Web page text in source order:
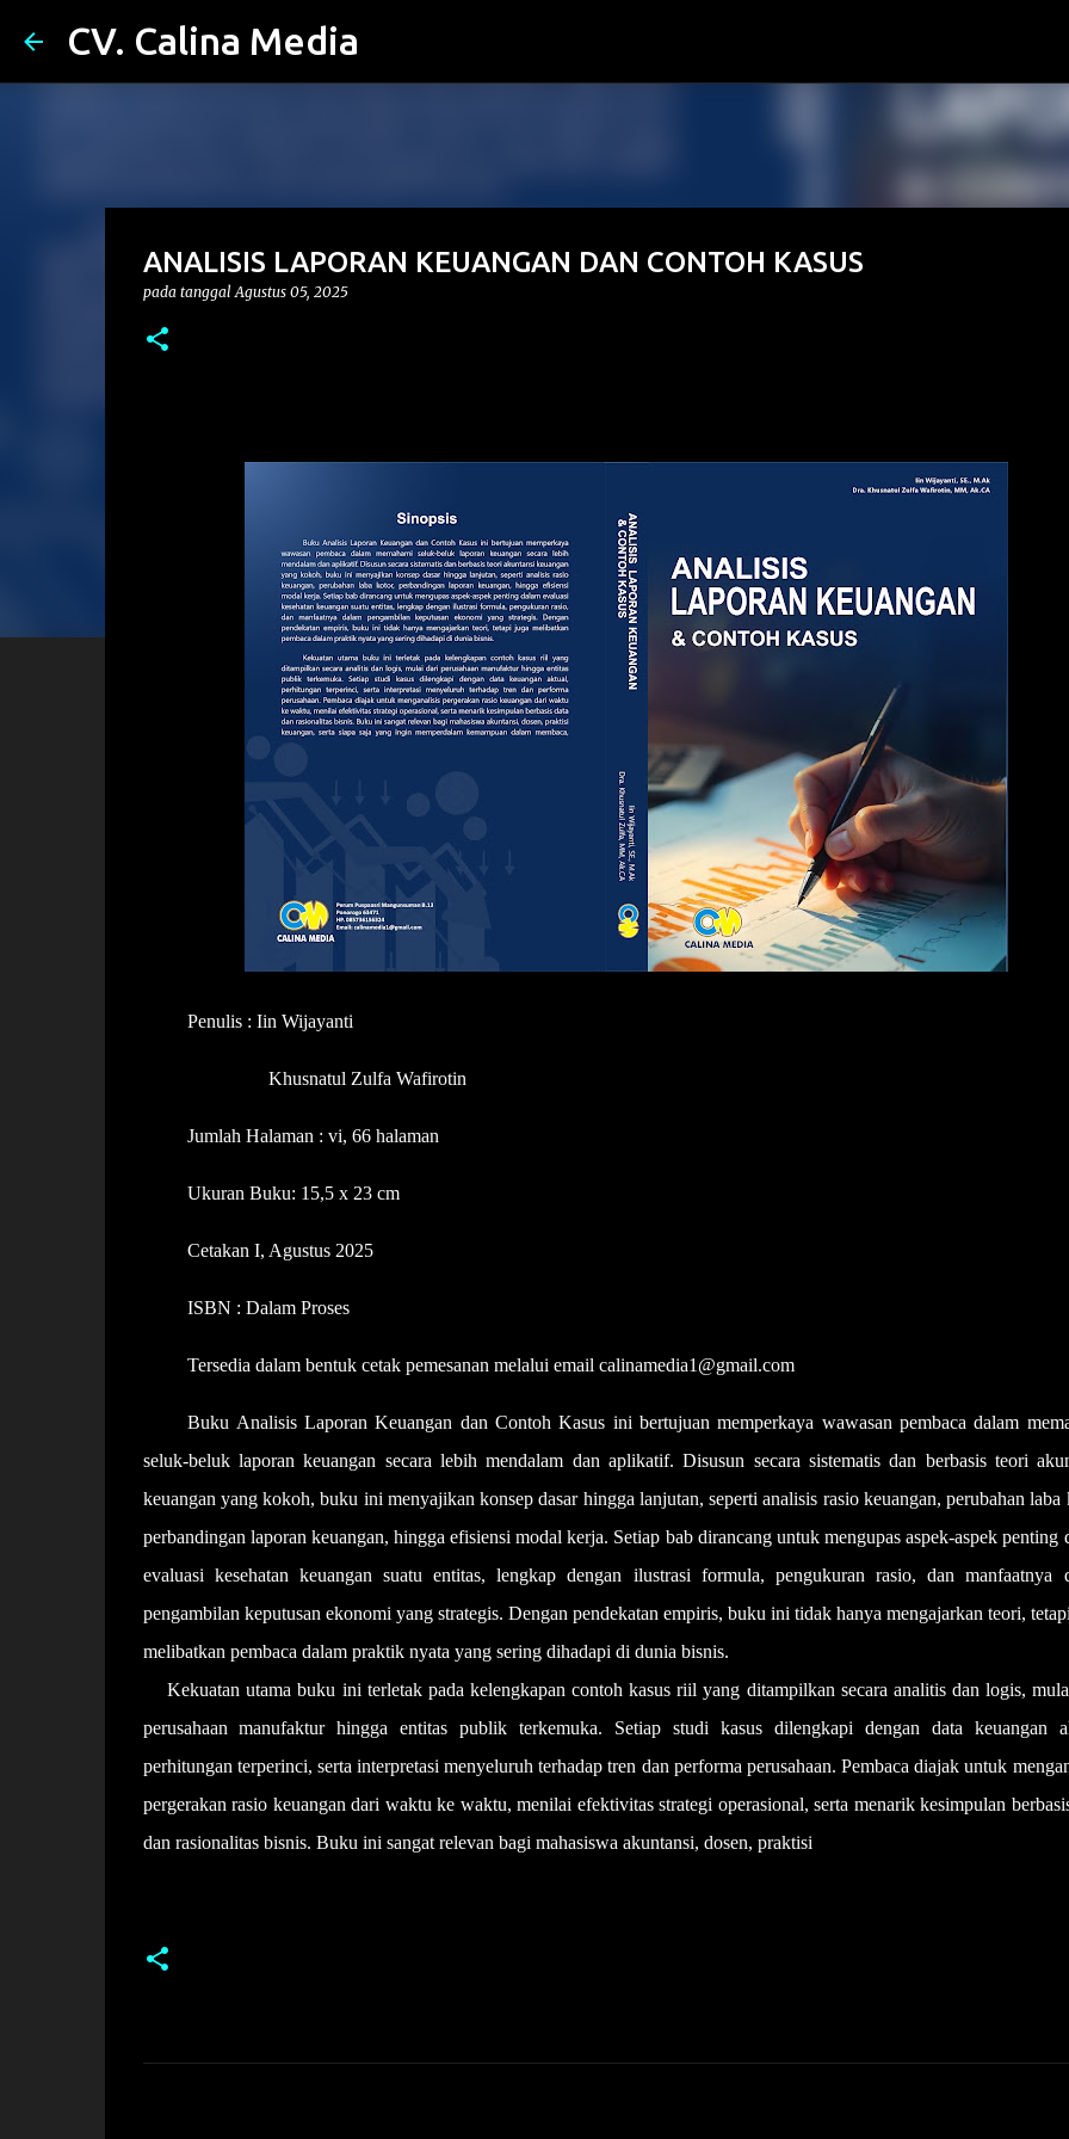
CV. Calina Media
ANALISIS LAPORAN KEUANGAN DAN CONTOH KASUS
pada tanggalAgustus 05, 2025
Penulis : Iin Wijayanti
Khusnatul Zulfa Wafirotin
Jumlah Halaman : vi, 66 halaman
Ukuran Buku: 15,5 x 23 cm
Cetakan I, Agustus 2025
ISBN : Dalam Proses
Tersedia dalam bentuk cetak pemesanan melalui email calinamedia1@gmail.com
Buku Analisis Laporan Keuangan dan Contoh Kasus ini bertujuan memperkaya wawasan pembaca dalam
seluk-beluk laporan keuangan secara lebih mendalam dan aplikatif. Disusun secara sistematis dan berbasis teori
keuangan yang kokoh, buku ini menyajikan konsep dasar hingga lanjutan, seperti analisis rasio keuangan, perubahan laba
perbandingan laporan keuangan, hingga efisiensi modal kerja. Setiap bab dirancang untuk mengupas aspek-aspek penting
evaluasi kesehatan keuangan suatu entitas, lengkap dengan ilustrasi formula, pengukuran rasio, dan manfaatnya
pengambilan keputusan ekonomi yang strategis. Dengan pendekatan empiris, buku ini tidak hanya mengajarkan teori,
melibatkan pembaca dalam praktik nyata yang sering dihadapi di dunia bisnis.
Kekuatan utama buku ini terletak pada kelengkapan contoh kasus riil yang ditampilkan secara analitis dan logis,
perusahaan manufaktur hingga entitas publik terkemuka. Setiap studi kasus dilengkapi dengan data keuangan
perhitungan terperinci, serta interpretasi menyeluruh terhadap tren dan performa perusahaan. Pembaca diajak untuk
pergerakan rasio keuangan dari waktu ke waktu, menilai efektivitas strategi operasional, serta menarik kesimpulan
dan rasionalitas bisnis. Buku ini sangat relevan bagi mahasiswa akuntansi, dosen, praktisi